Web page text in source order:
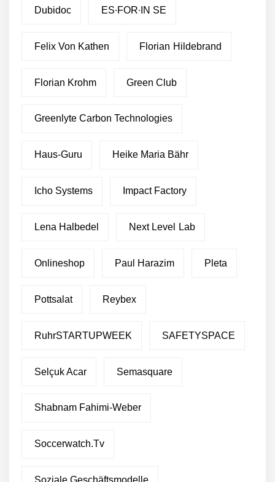
Dubidoc ES∙FOR∙IN SE
Felix Von Kathen Florian Hildebrand
Florian Krohm Green Club
Greenlyte Carbon Technologies
Haus-Guru Heike Maria Bähr
Icho Systems Impact Factory
Lena Halbedel Next Level Lab
Onlineshop Paul Harazim Pleta
Pottsalat Reybex
RuhrSTARTUPWEEK SAFETYSPACE
Selçuk Acar Semasquare
Shabnam Fahimi-Weber
Soccerwatch.tv